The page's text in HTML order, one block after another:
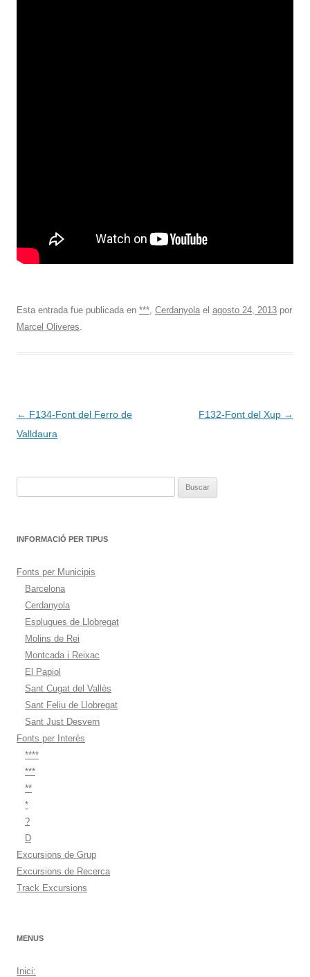
Esta entrada fue publicada en ***, Cerdanyola el agosto 24, 2013 por
Marcel Oliveres.
Navegación
de
← F134-Font del Ferro de
Valldaura
F132-Font del Xup →
INFORMACIÓ PER TIPUS
Fonts per Municipis
Barcelona
Cerdanyola
Esplugues de Llobregat
Molins de Rei
Montcada i Reixac
El Papiol
Sant Cugat del Vallès
Sant Feliu de Llobregat
Sant Just Desvern
Fonts per Interès
****
***
**
*
?
D
Excursions de Grup
Excursions de Recerca
Track Excursions
MENUS
Inici: